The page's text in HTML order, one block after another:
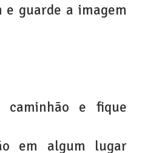
e guarde a imagem
e fique
em algum lugar